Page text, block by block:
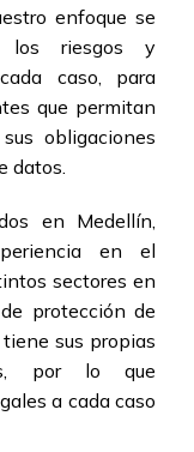
enfoque se
los riesgos y
caso, para
que permitan
obligaciones
datos.
en Medellín,
en el
sectores en
protección de
sus propias
por lo que
a cada caso